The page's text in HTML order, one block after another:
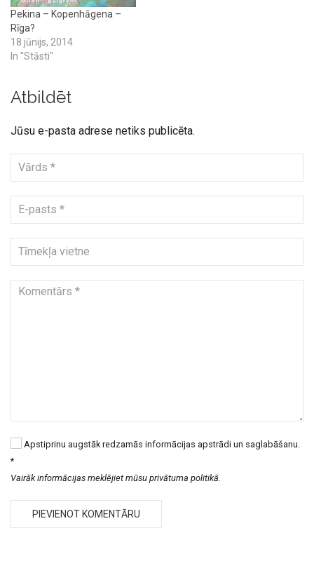
Pekina – Kopenhāgena –
Rīga?
18 jūnijs, 2014
In "Stāsti"
Atbildēt
Jūsu e-pasta adrese netiks publicēta.
Apstiprinu augstāk redzamās informācijas apstrādi un saglabāšanu.
*
Vairāk informācijas meklējiet mūsu privātuma politikā.